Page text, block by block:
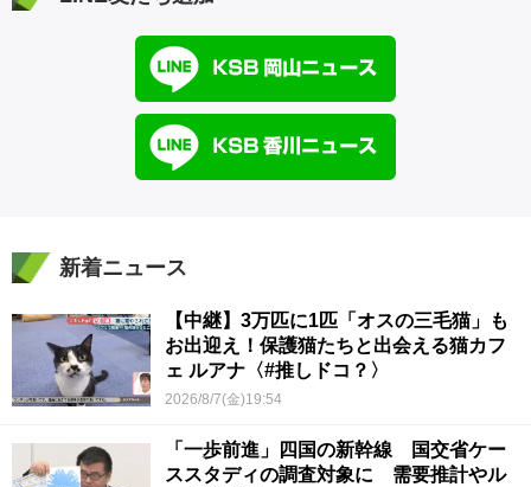
新着ニュース
【中継】3万匹に1匹「オスの三毛猫」も
お出迎え！保護猫たちと出会える猫カフ
ェ ルアナ〈#推しドコ？〉
2026/8/7(金)19:54
「一歩前進」四国の新幹線 国交省ケー
ススタディの調査対象に 需要推計やル